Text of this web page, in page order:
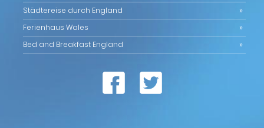
Städtereise durch England
Ferienhaus Wales
Bed and Breakfast England